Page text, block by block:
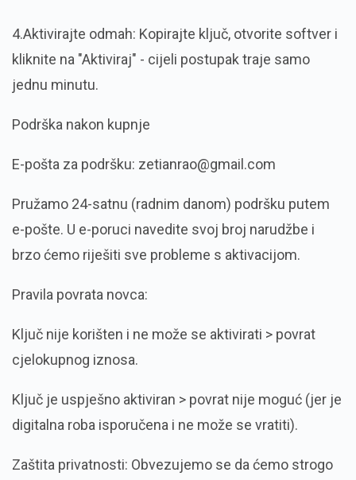
4.Aktivirajte odmah: Kopirajte ključ, otvorite softver i
kliknite na "Aktiviraj" - cijeli postupak traje samo
jednu minutu.
Podrška nakon kupnje
E-pošta za podršku: zetianrao@gmail.com
Pružamo 24-satnu (radnim danom) podršku putem
e-pošte. U e-poruci navedite svoj broj narudžbe i
brzo ćemo riješiti sve probleme s aktivacijom.
Pravila povrata novca:
Ključ nije korišten i ne može se aktivirati > povrat
cjelokupnog iznosa.
Ključ je uspješno aktiviran > povrat nije moguć (jer je
digitalna roba isporučena i ne može se vratiti).
Zaštita privatnosti: Obvezujemo se da ćemo strogo